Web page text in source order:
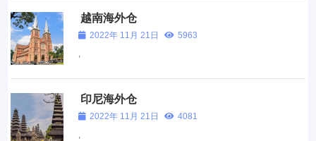
越南海外仓
2022年 11月 21日
5963
,
印尼海外仓
2022年 11月 21日
4081
,